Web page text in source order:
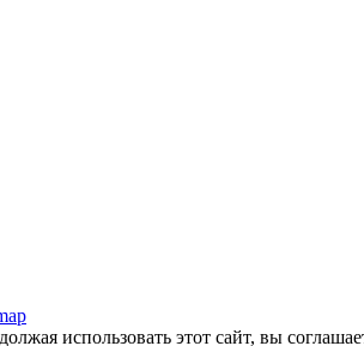
использовать этот сайт, вы